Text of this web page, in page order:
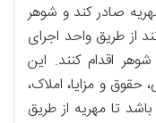
صادر کند و شوهر
از طریق واحد اجرای
اقدام کنند. این
و مزایا، املاک،
تا مهریه از طریق